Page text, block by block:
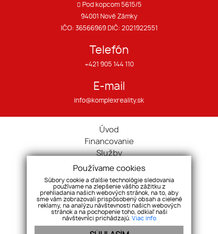
Pod kopcom 5615/5
94001 Nové Zámky
IČO: 36566969 DIČ: 2021922551
Telefón
+421 905 144 110
E-mail
info@komplexreality.sk
Úvod
Financovanie
Služby
O nás
Náš tím
Kontakt
Nehnuteľnosti
Ponuka/dopyt
Cenník
Používame cookies
Súbory cookie a ďalšie technológie sledovania
používame na zlepšenie vášho zážitku z
prehliadania našich webových stránok, na to, aby
sme vám zobrazovali prispôsobený obsah a cielené
reklamy, na analýzu návštevnosti našich webových
stránok a na pochopenie toho, odkiaľ naši
návštevníci prichádzajú. Viac info